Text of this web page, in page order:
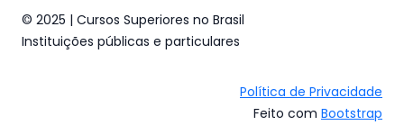
© 2025 | Cursos Superiores no Brasil
Instituições públicas e particulares
Política de Privacidade
Feito com Bootstrap